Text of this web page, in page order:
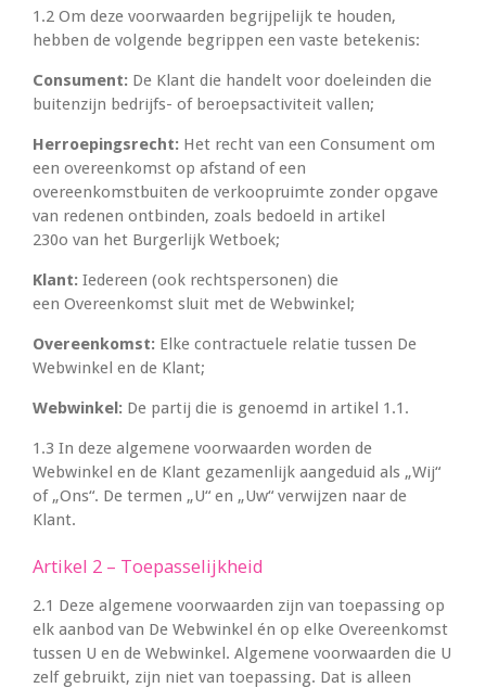
1.2 Om deze voorwaarden begrijpelijk te houden,
hebben de volgende begrippen een vaste betekenis:
Consument: De Klant die handelt voor doeleinden die
buitenzijn bedrijfs- of beroepsactiviteit vallen;
Herroepingsrecht: Het recht van een Consument om
een overeenkomst op afstand of een
overeenkomstbuiten de verkoopruimte zonder opgave
van redenen ontbinden, zoals bedoeld in artikel
230o van het Burgerlijk Wetboek;
Klant: Iedereen (ook rechtspersonen) die
een Overeenkomst sluit met de Webwinkel;
Overeenkomst: Elke contractuele relatie tussen De
Webwinkel en de Klant;
Webwinkel: De partij die is genoemd in artikel 1.1.
1.3 In deze algemene voorwaarden worden de
Webwinkel en de Klant gezamenlijk aangeduid als „Wij“
of „Ons“. De termen „U“ en „Uw“ verwijzen naar de
Klant.
Artikel 2 – Toepasselijkheid
2.1 Deze algemene voorwaarden zijn van toepassing op
elk aanbod van De Webwinkel én op elke Overeenkomst
tussen U en de Webwinkel. Algemene voorwaarden die U
zelf gebruikt, zijn niet van toepassing. Dat is alleen